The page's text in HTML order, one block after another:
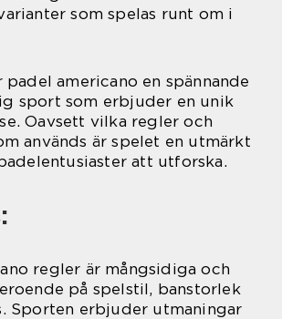
som spelas runt om i
padel americano en spännande
sport som erbjuder en unik
Oavsett vilka regler och
används är spelet en utmärkt
att utforska.
regler är mångsidiga och
på spelstil, banstorlek
Sporten erbjuder utmaningar